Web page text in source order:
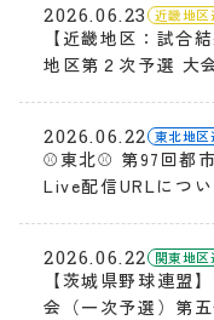
2026.06.23 近畿地区
【近畿地区：試合
地区第２次予選 大
2026.06.22 東北地区
⚾東北⚾ 第97回都
Live配信URLについ
2026.06.22 関東地区
【茨城県野球連盟
会（一次予選）第